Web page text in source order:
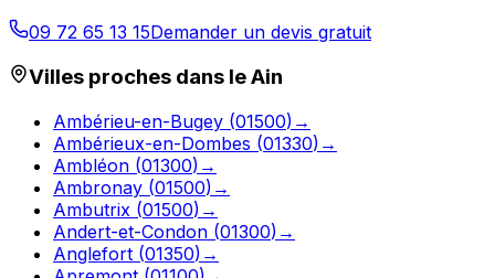
09 72 65 13 15Demander un devis gratuit
Villes proches dans leAin
Ambérieu-en-Bugey (01500) →
Ambérieux-en-Dombes (01330) →
Ambléon (01300) →
Ambronay (01500) →
Ambutrix (01500) →
Andert-et-Condon (01300) →
Anglefort (01350) →